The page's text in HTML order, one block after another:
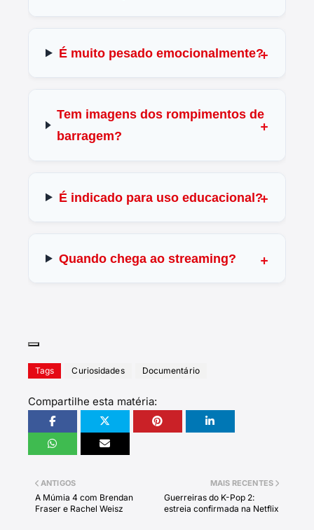
É muito pesado emocionalmente?
Tem imagens dos rompimentos de
barragem?
É indicado para uso educacional?
Quando chega ao streaming?
Tags Curiosidades Documentário
Compartilhe esta matéria:
MAIS RECENTES
Guerreiras do K-Pop 2:
estreia confirmada na Netflix
ANTIGOS
A Múmia 4 com Brendan
Fraser e Rachel Weisz